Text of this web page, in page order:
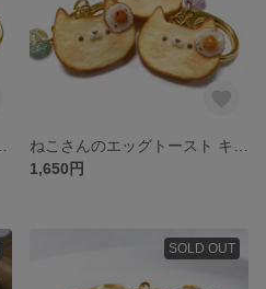
1,650円
SOLD OUT